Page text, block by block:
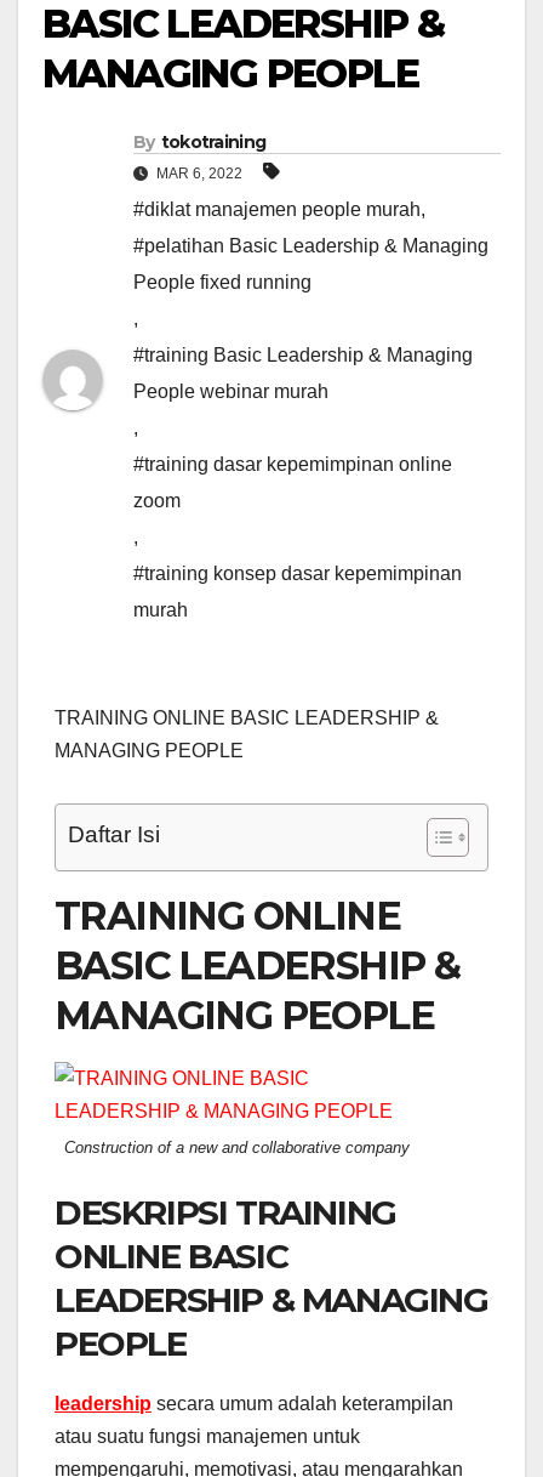
BASIC LEADERSHIP &
MANAGING PEOPLE
By tokotraining
MAR 6, 2022
#diklat manajemen people murah,
#pelatihan Basic Leadership & Managing
People fixed running
,
#training Basic Leadership & Managing
People webinar murah
,
#training dasar kepemimpinan online
zoom
,
#training konsep dasar kepemimpinan
murah
TRAINING ONLINE BASIC LEADERSHIP &
MANAGING PEOPLE
Daftar Isi
TRAINING ONLINE
BASIC LEADERSHIP &
MANAGING PEOPLE
Construction of a new and collaborative company
DESKRIPSI TRAINING
ONLINE BASIC
LEADERSHIP & MANAGING
PEOPLE
leadership secara umum adalah keterampilan
atau suatu fungsi manajemen untuk
mempengaruhi, memotivasi, atau mengarahkan